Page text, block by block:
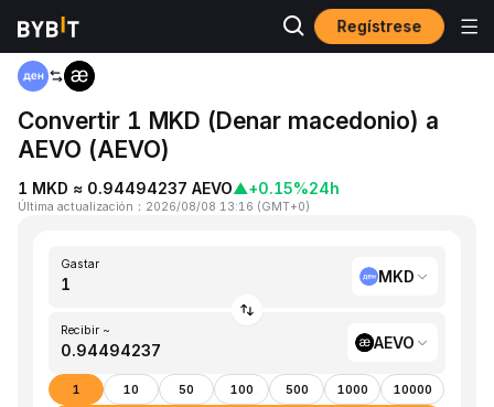
Regístrese
Inicio MKD to AEVO
Convertir 1 MKD (Denar macedonio) a
AEVO (AEVO)
1 MKD ≈ 0.94494237 AEVO▲+0.15%24h
Última actualización ： 2026/08/08 13:16 (GMT+0)
Gastar
MKD
Recibir ~
AEVO
1 10 50 100 500 1000 10000